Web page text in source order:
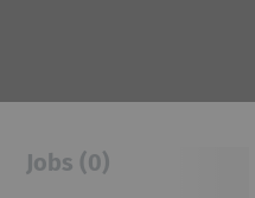
Jobs (0)